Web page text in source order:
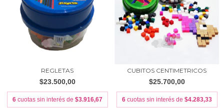
REGLETAS
$23.500,00
6 cuotas sin interés de $3.916,67
CUBITOS CENTIMETRICOS
$25.700,00
6 cuotas sin interés de $4.283,33